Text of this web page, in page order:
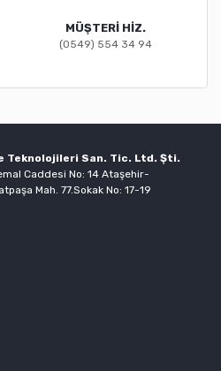
MÜŞTERİ HİZ.
(0549) 554 34 94
Teknolojileri San. Tic. Ltd. Şti.
Caddesi No: 14 Ataşehir-
Mah. 77.Sokak No: 17-19